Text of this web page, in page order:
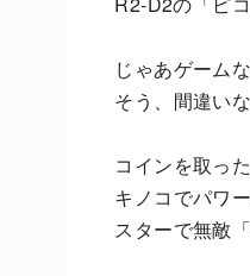
じゃあゲーム
そう、間違い
コインを取っ
キノコでパワ
スターで無敵